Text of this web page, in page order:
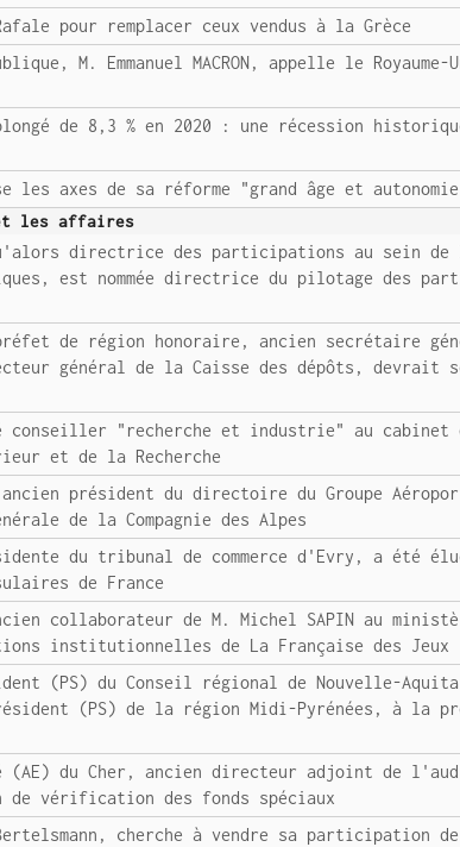
pour remplacer ceux vendus à la Grèce
M. Emmanuel MACRON, appelle le
de 8,3 % en 2020 : une récession
les axes de sa réforme "grand âge et
et les affaires
directrice des participations au sein
est nommée directrice du pilotage des
préfet de région honoraire, ancien secrétaire
général de la Caisse des dépôts, devrait
conseiller "recherche et industrie" au cabinet
et de la Recherche
ancien président du directoire du Groupe
de la Compagnie des Alpes
du tribunal de commerce d'Evry, a été
de France
ancien collaborateur de M. Michel SAPIN au
institutionnelles de La Française des Jeux
(PS) du Conseil régional de Nouvelle-
(PS) de la région Midi-Pyrénées, à la
(AE) du Cher, ancien directeur adjoint de
de vérification des fonds spéciaux
cherche à vendre sa participation